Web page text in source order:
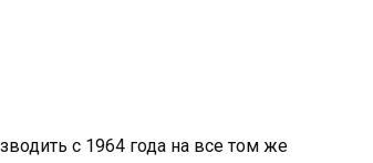
с 1964 года на все том же